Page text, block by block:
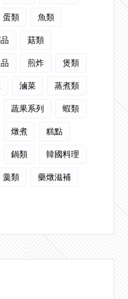
蛋類
魚類
菇類
煎炸
煲類
滷菜
蒸煮類
蔬果系列
蝦類
燉煮
糕點
鍋類
韓國料理
羹類
藥燉滋補